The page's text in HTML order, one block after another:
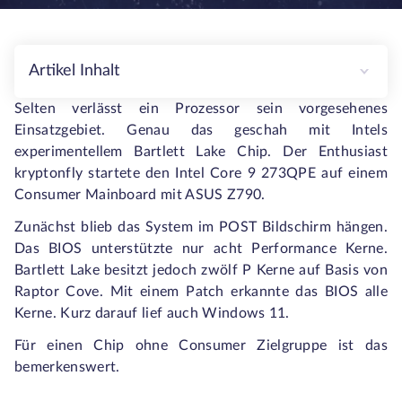
Artikel Inhalt
Selten verlässt ein Prozessor sein vorgesehenes
Einsatzgebiet. Genau das geschah mit Intels
experimentellem Bartlett Lake Chip. Der Enthusiast
kryptonfly startete den Intel Core 9 273QPE auf einem
Consumer Mainboard mit ASUS Z790.
Zunächst blieb das System im POST Bildschirm hängen.
Das BIOS unterstützte nur acht Performance Kerne.
Bartlett Lake besitzt jedoch zwölf P Kerne auf Basis von
Raptor Cove. Mit einem Patch erkannte das BIOS alle
Kerne. Kurz darauf lief auch Windows 11.
Für einen Chip ohne Consumer Zielgruppe ist das
bemerkenswert.